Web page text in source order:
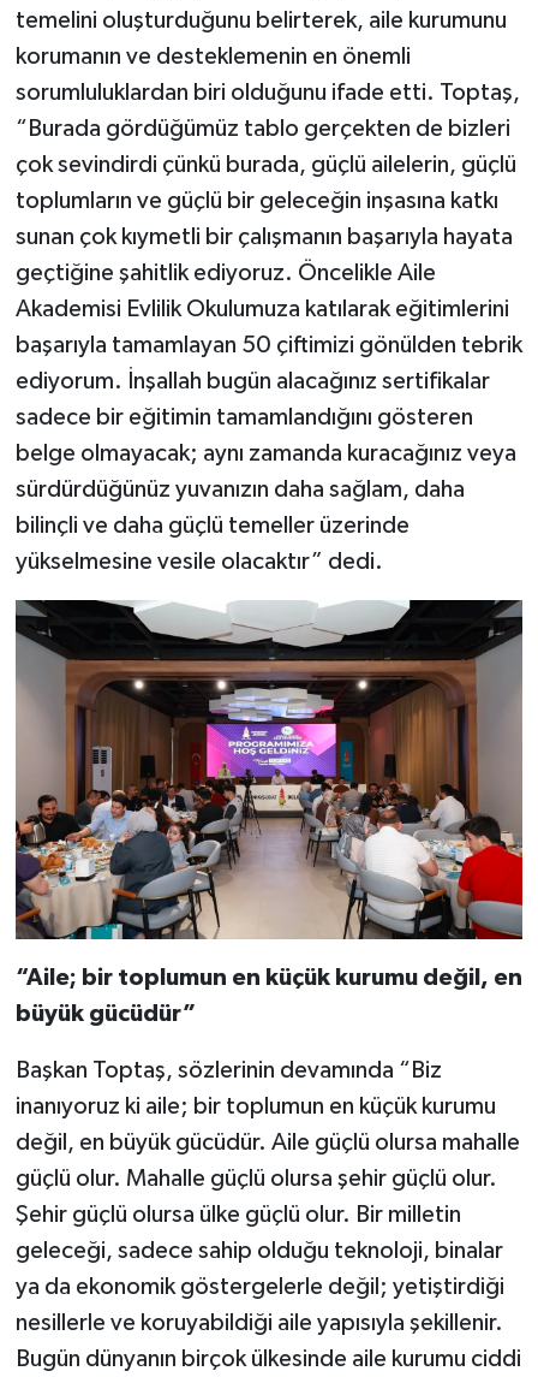
temelini oluşturduğunu belirterek, aile kurumunu
korumanın ve desteklemenin en önemli
sorumluluklardan biri olduğunu ifade etti. Toptaş,
“Burada gördüğümüz tablo gerçekten de bizleri
çok sevindirdi çünkü burada, güçlü ailelerin, güçlü
toplumların ve güçlü bir geleceğin inşasına katkı
sunan çok kıymetli bir çalışmanın başarıyla hayata
geçtiğine şahitlik ediyoruz. Öncelikle Aile
Akademisi Evlilik Okulumuza katılarak eğitimlerini
başarıyla tamamlayan 50 çiftimizi gönülden tebrik
ediyorum. İnşallah bugün alacağınız sertifikalar
sadece bir eğitimin tamamlandığını gösteren
belge olmayacak; aynı zamanda kuracağınız veya
sürdürdüğünüz yuvanızın daha sağlam, daha
bilinçli ve daha güçlü temeller üzerinde
yükselmesine vesile olacaktır” dedi.
“Aile; bir toplumun en küçük kurumu değil, en
büyük gücüdür”
Başkan Toptaş, sözlerinin devamında “Biz
inanıyoruz ki aile; bir toplumun en küçük kurumu
değil, en büyük gücüdür. Aile güçlü olursa mahalle
güçlü olur. Mahalle güçlü olursa şehir güçlü olur.
Şehir güçlü olursa ülke güçlü olur. Bir milletin
geleceği, sadece sahip olduğu teknoloji, binalar
ya da ekonomik göstergelerle değil; yetiştirdiği
nesillerle ve koruyabildiği aile yapısıyla şekillenir.
Bugün dünyanın birçok ülkesinde aile kurumu ciddi